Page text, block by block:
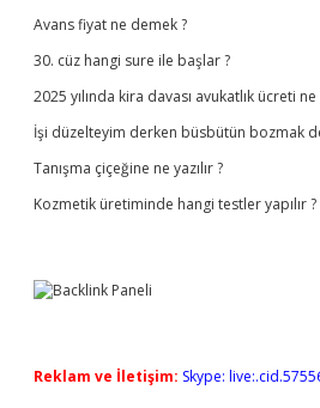
Avans fiyat ne demek ?
30. cüz hangi sure ile başlar ?
2025 yılında kira davası avukatlık ücreti
İşi düzelteyim derken büsbütün bozmak
Tanışma çiçeğine ne yazılır ?
Kozmetik üretiminde hangi testler yapılır ?
Reklam ve İletişim: Skype: